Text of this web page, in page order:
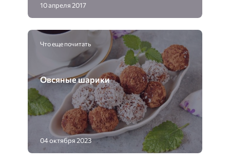
10 апреля 2017
Что еще почитать
Овсяные шарики
04 октября 2023